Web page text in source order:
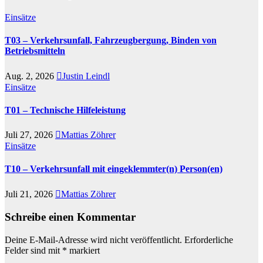
Einsätze
T03 – Verkehrsunfall, Fahrzeugbergung, Binden von
Betriebsmitteln
Aug. 2, 2026
Justin Leindl
Einsätze
T01 – Technische Hilfeleistung
Juli 27, 2026
Mattias Zöhrer
Einsätze
T10 – Verkehrsunfall mit eingeklemmter(n) Person(en)
Juli 21, 2026 Mattias Zöhrer
Schreibe einen Kommentar
Deine E-Mail-Adresse wird nicht veröffentlicht. Erforderliche
Felder sind mit * markiert